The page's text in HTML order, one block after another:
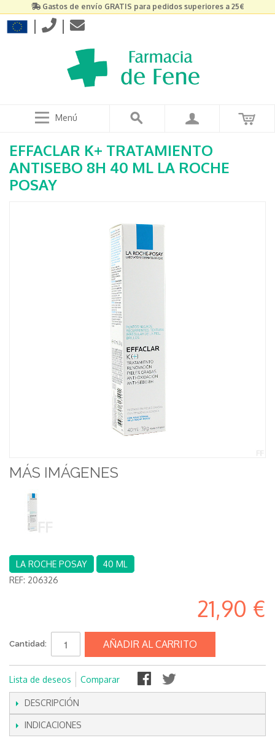
Gastos de envío GRATIS para pedidos superiores a 25€
| |
Menú
EFFACLAR K+ TRATAMIENTO
ANTISEBO 8H 40 ML LA ROCHE
POSAY
MÁS IMÁGENES
LA ROCHE POSAY
40 ML
REF: 206326
21,90 €
Cantidad: AÑADIR AL CARRITO
Lista de deseos Comparar
DESCRIPCIÓN
INDICACIONES